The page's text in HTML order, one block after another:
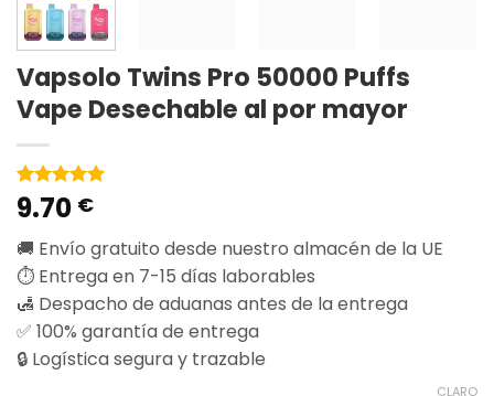
Vapsolo Twins Pro 50000 Puffs
Vape Desechable al por mayor
Valorado
con 5de 5
11
valoraciones
de clientes
9.70 €
🚚 Envío gratuito desde nuestro almacén de la UE
⏱️ Entrega en 7-15 días laborables
🛃 Despacho de aduanas antes de la entrega
✅ 100% garantía de entrega
🔒 Logística segura y trazable
CLARO